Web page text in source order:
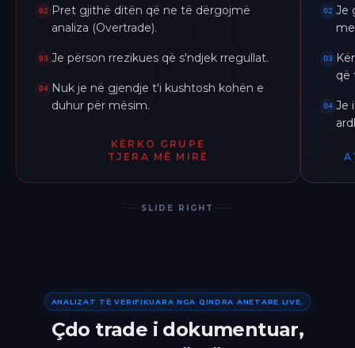
02
Pret gjithë ditën që ne të dërgojmë
analiza (Overtrade).
03 Je përson rrezikues që s'ndjek rregullat.
04 Nuk je në gjendje t'i kushtosh kohën e
duhur për mësim.
KËRKO GRUPE
TJERA MË MIRË
02 Je
03
që
04 Je
SLIDE RIGHT
ANALIZAT TË VERIFIKUARA NGA QINDRA ANETARE LIVE.
Çdo trade i dokumentuar,